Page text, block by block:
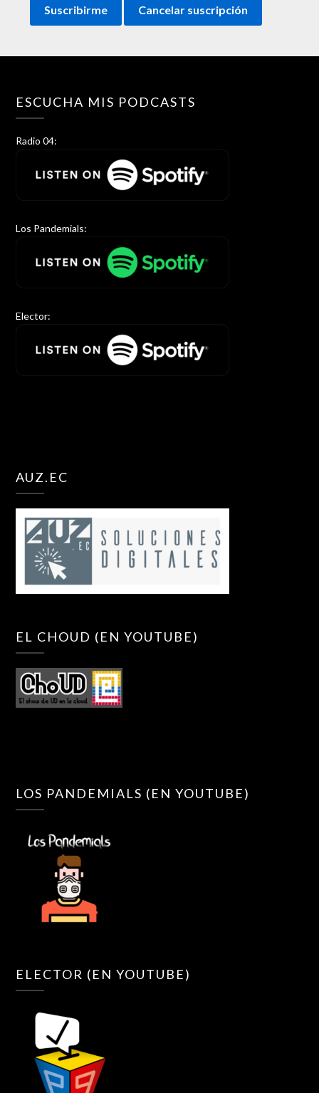
ESCUCHA MIS PODCASTS
Radio 04:
Los Pandemials:
Elector:
AUZ.EC
EL CHOUD (EN YOUTUBE)
LOS PANDEMIALS (EN YOUTUBE)
ELECTOR (EN YOUTUBE)